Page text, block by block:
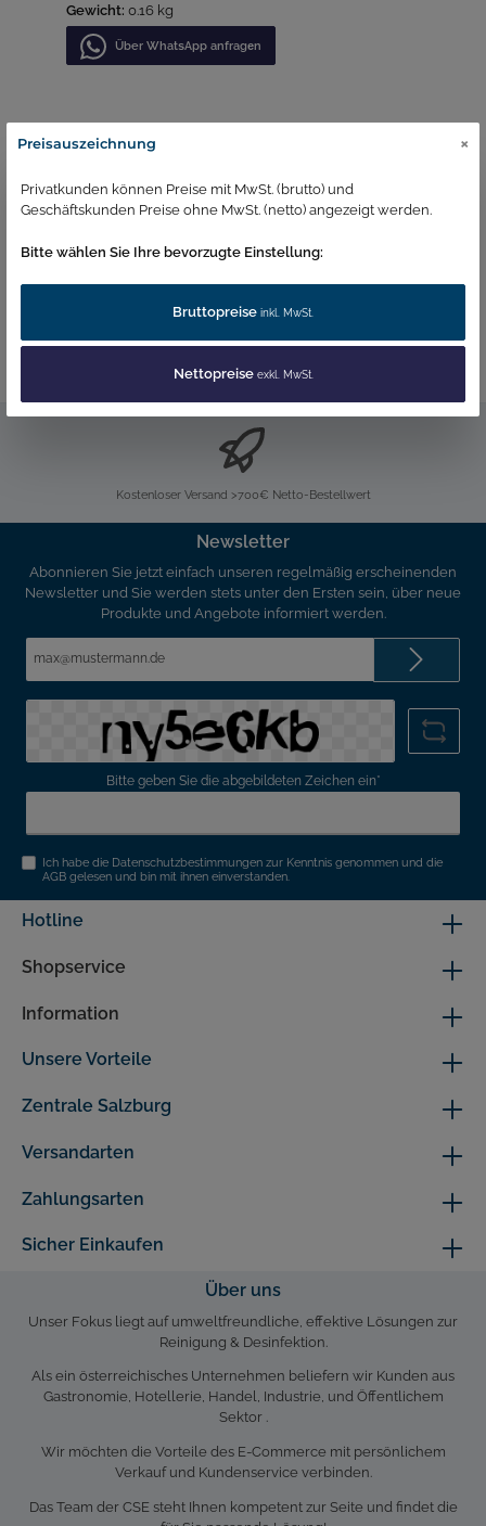
Gewicht: 0.16 kg
Über WhatѕApp anfragеn
Beschreibung
holzige und süßliche Wohlgeruch von…Mehr
Duftliste 2023
Kostenloser Versand >700€ Netto-Bestellwert
Newsletter
Abonnieren Sie jetzt einfach unseren regelmäßig erscheinenden
Newsletter und Sie werden stets unter den Ersten sein, über neue
Produkte und Angebote informiert werden.
Bitte geben Sie die abgebildeten Zeichen ein*
Ich habe die Datenschutzbestimmungen zur Kenntnis genommen und die
AGB gelesen und bin mit ihnen einverstanden.
Hotline
Shopservice
Information
Unsere Vorteile
Versandarten
Zahlungsarten
Zentrale Salzburg
Sicher Einkaufen
Über uns
Unser Fokus liegt auf umweltfreundliche, effektive Lösungen zur
Reinigung & Desinfektion.
Als ein österreichisches Unternehmen beliefern wir Kunden aus
Gastronomie, Hotellerie, Handel, Industrie, und Öffentlichem
Sektor .
Wir möchten die Vorteile des E-Commerce mit persönlichem
Verkauf und Kundenservice verbinden.
Das Team der CSE steht Ihnen kompetent zur Seite und findet die
Preisauszeichnung ×
Privatkunden können Preise mit MwSt. (brutto) und
Geschäftskunden Preise ohne MwSt. (netto) angezeigt werden.
Bitte wählen Sie Ihre bevorzugte Einstellung:
Bruttopreise inkl. MwSt.
Nettopreise exkl. MwSt.